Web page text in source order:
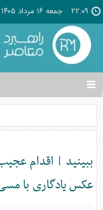
۲۲:۰۹ جمعه ۱۶ مرداد ۱۴۰۵
تغییر
وضعیت
منوی
ها
ببینید | اقدام
عکس یادگاری با